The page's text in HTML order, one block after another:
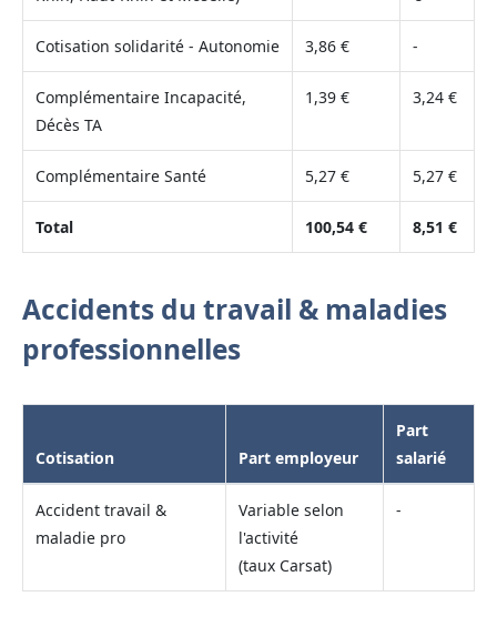
Cotisation solidarité - Autonomie 3,86 € -
Complémentaire Incapacité,
Décès TA
1,39 € 3,24 €
Complémentaire Santé 5,27 € 5,27 €
Total 100,54 € 8,51 €
Accidents du travail & maladies
professionnelles
Cotisation Part employeur
Part
salarié
Accident travail &
maladie pro
Variable selon
l'activité
(taux Carsat)
-